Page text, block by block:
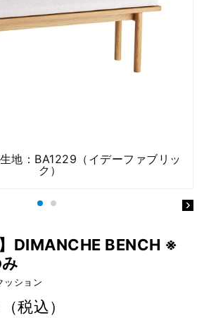
地：BA1229（イデーファブリッ
ク）
】DIMANCHE BENCH ※
ッション
（税込）